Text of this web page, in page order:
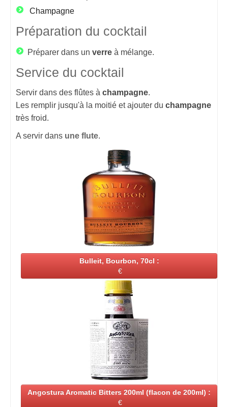
Champagne
Préparation du cocktail
Préparer dans un verre à mélange.
Service du cocktail
Servir dans des flûtes à champagne.
Les remplir jusqu'à la moitié et ajouter du champagne
très froid.
A servir dans une flute.
Bulleit, Bourbon, 70cl :
€
Angostura Aromatic Bitters 200ml (flacon de 200ml) :
€